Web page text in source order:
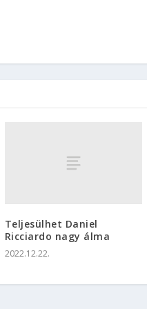
Teljesülhet Daniel
Ricciardo nagy álma
2022.12.22.